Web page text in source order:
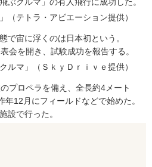
（テトラ・アビエーション提供）
で宙に浮くのは日本初という。
会を開き、試験成功を報告する。
ルマ」（ＳｋｙＤｒｉｖｅ提供）
プロペラを備え、全長約4メート
12月にフィールドなどで始めた。
設で行った。